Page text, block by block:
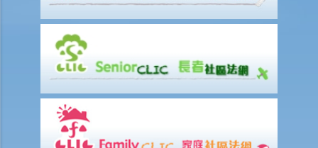
25. 我从一个美国网站下载了一些图像。要决定我是否侵犯版权，应该
根据美国的法例还是香港的法例？
26. 在未得到版权拥有人的同意下，将他人的网页连结到另一处（即是
在网页内加入超连结(hyperlink)，浏览者可经过超连结登入另一个网
页），这样做是否合法？
侵犯版权及允许的作为（获豁免侵权之行为）
A. 在这些模拟个案内，有关人等会否侵犯作品的版权？